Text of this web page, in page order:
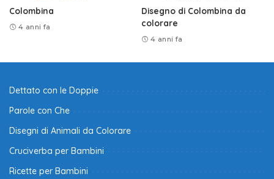
Colombina
4 anni fa
Disegno di Colombina da
colorare
4 anni fa
Dettato con le Doppie
Parole con Che
Disegni di Animali da Colorare
Cruciverba per Bambini
Ricette per Bambini